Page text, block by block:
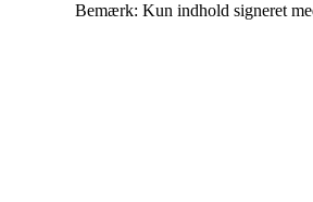
Bemærk: Kun indhold signeret